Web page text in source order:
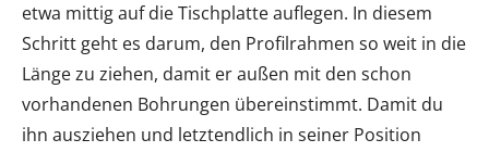
etwa mittig auf die Tischplatte auflegen. In diesem
Schritt geht es darum, den Profilrahmen so weit in die
Länge zu ziehen, damit er außen mit den schon
vorhandenen Bohrungen übereinstimmt. Damit du
ihn ausziehen und letztendlich in seiner Position